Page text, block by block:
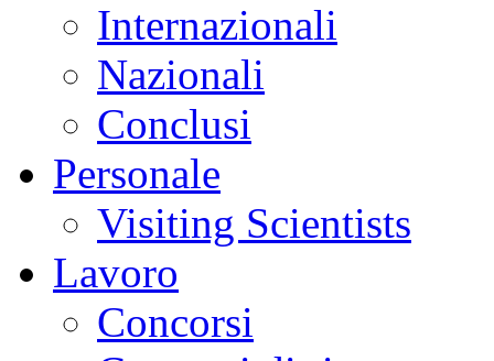
Internazionali
Nazionali
Conclusi
Personale
Visiting Scientists
Lavoro
Concorsi